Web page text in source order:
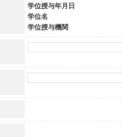
学位授与年月日
学位名
学位授与機関